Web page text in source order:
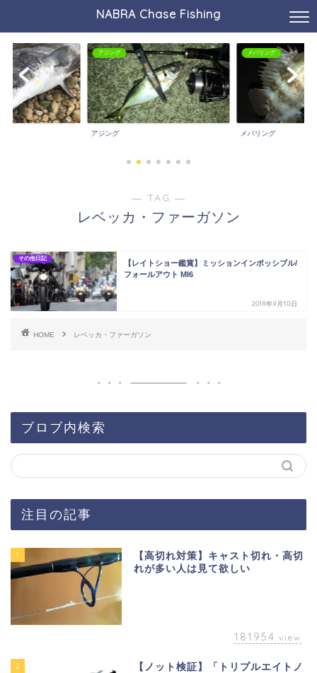
NABRA Chase Fishing
アジング
アジング
メバリング
メバリング
― TAG ―
レベッカ・ファーガソン
その他日記
【レイトショー鑑賞】ミッションインポッシブル/
フォールアウト MI6
2018年9月10日
HOME レベッカ・ファーガソン
ブロブ内検索
注目の記事
1
【高切れ対策】キャスト切れ・高切
れが多い人は見て欲しい
181954 view
2
【ノット検証】「トリプルエイトノ